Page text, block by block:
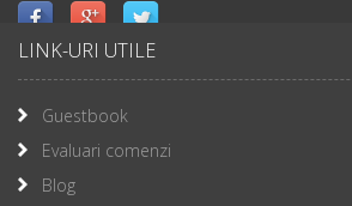
LINK-URI UTILE
Guestbook
Evaluari comenzi
Blog